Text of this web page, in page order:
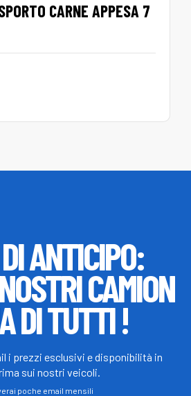
CARNE APPESA 7
ANTICIPO:
CAMION
DI TUTTI !
i prezzi esclusivi e disponibilità in
sui nostri veicoli.
poche email mensili